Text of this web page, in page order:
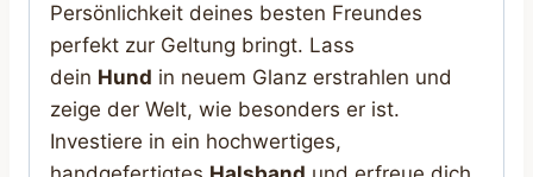
Persönlichkeit deines besten Freundes
perfekt zur Geltung bringt. Lass
dein Hund in neuem Glanz erstrahlen und
zeige der Welt, wie besonders er ist.
Investiere in ein hochwertiges,